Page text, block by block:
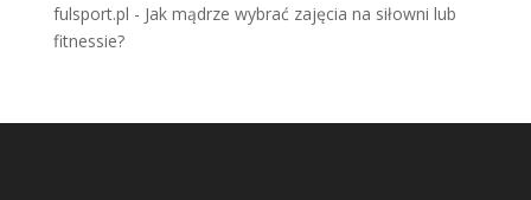
fulsport.pl - Jak mądrze wybrać zajęcia na siłowni lub
fitnessie?